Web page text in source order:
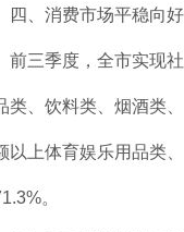
四、消费市场平稳向
前三季度，全市实现
类、饮料类、烟酒类
以上体育娱乐用品类
。